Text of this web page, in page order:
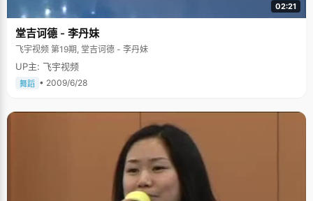
02:21
堂吉诃德 - 李丹妹
飞宇视频 第19期, 堂吉诃德 - 李丹妹
UP主: 飞宇视频
舞蹈 • 2009/6/28